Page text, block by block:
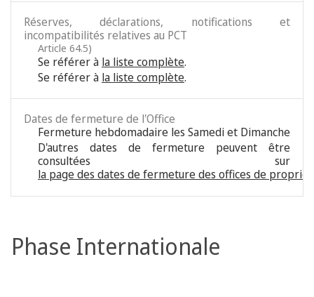
Réserves, déclarations, notifications et
incompatibilités relatives au PCT
Article 64.5)
Se référer à la liste complète.
Se référer à la liste complète.
Dates de fermeture de l'Office
Fermeture hebdomadaire les Samedi et Dimanche
D'autres dates de fermeture peuvent être
consultées sur
la page des dates de fermeture des offices de
Phase Internationale